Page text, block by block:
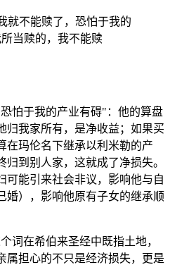
就不能赎了，恐怕于我的
当赎的，我不能赎
怕于我的产业有碍"：他的算盘
归我家所有，是净收益；如果买
在玛伦名下继承以利米勒的产
到别人家，这就成了净损失。
可能引来社会非议，影响他与自
婚），影响他原有子女的继承顺
词在希伯来圣经中既指土地，
属担心的不只是经济损失，更是